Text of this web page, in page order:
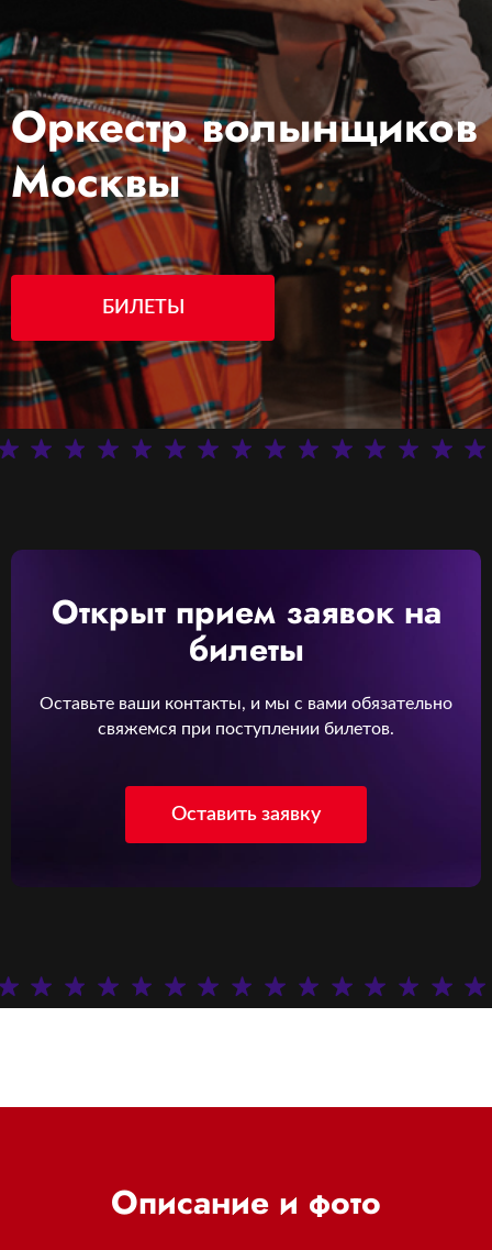
Оркестр волынщиков
Москвы
БИЛЕТЫ
Открыт прием заявок на
билеты
Оставьте ваши контакты, и мы c вами обязательно
свяжемся при поступлении билетов.
Оставить заявку
Описание и фото